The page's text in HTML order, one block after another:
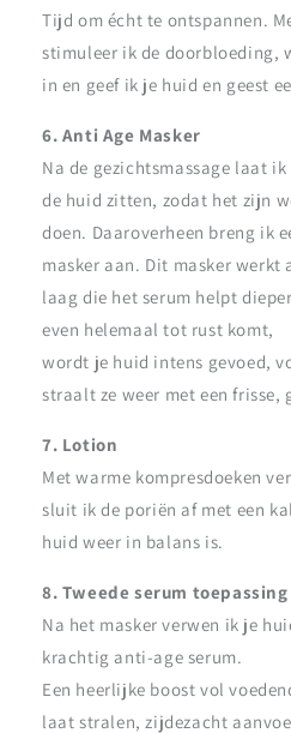
Tijd om écht te ontspannen.
stimuleer ik de doorbloeding,
in en geef ik je huid en geest
6. Anti Age Masker
Na de gezichtsmassage laat
de huid zitten, zodat het zijn
doen. Daaroverheen breng ik
masker aan. Dit masker werkt
laag die het serum helpt
even helemaal tot rust komt,
wordt je huid intens gevoed,
straalt ze weer met een frisse,
7. Lotion
Met warme kompresdoeken
sluit ik de poriën af met een
huid weer in balans is.
8. Tweede serum toepassing
Na het masker verwen ik je
krachtig anti-age serum.
Een heerlijke boost vol
laat stralen, zijdezacht